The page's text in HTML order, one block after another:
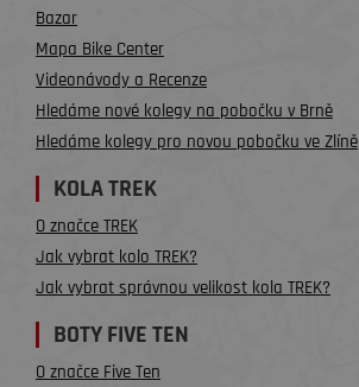
Bazar
Mapa Bike Center
Videonávody a Recenze
Hledáme nové kolegy na pobočku v Brně
Hledáme kolegy pro novou pobočku ve Zlíně
KOLA TREK
O značce TREK
Jak vybrat kolo TREK?
Jak vybrat správnou velikost kola TREK?
BOTY FIVE TEN
O značce Five Ten